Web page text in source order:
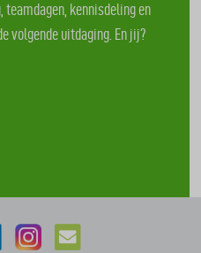
kennisdeling en
volgende uitdaging. En jij?